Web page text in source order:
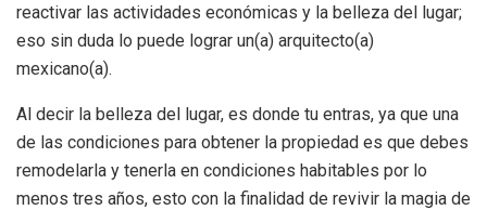
reactivar las actividades económicas y la belleza del lugar;
eso sin duda lo puede lograr un(a) arquitecto(a)
mexicano(a).
Al decir la belleza del lugar, es donde tu entras, ya que una
de las condiciones para obtener la propiedad es que debes
remodelarla y tenerla en condiciones habitables por lo
menos tres años, esto con la finalidad de revivir la magia de